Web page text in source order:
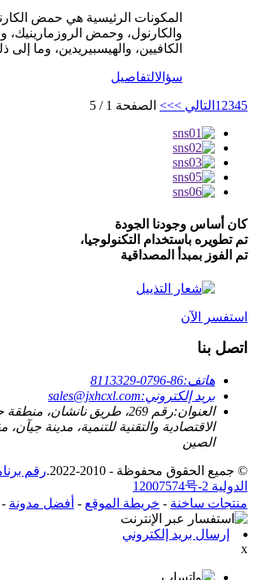
المكونات الرئيسية هي حمض
والكارنول، وحمض
الكافيين، والهيسبيريدين، وما إلى
سؤالالتفاصيل
1 2345 التالي >>> الصفحة 1 / 5
كان أساس وجودنا الجودة
تم تطويره باستخدام التكنولوجيا،
تم الفوز بمبدأ المصداقية
استفسر الآن
اتصل بنا
هاتف:86-0796-8113329
بريد إلكتروني:sales@jxhcxl.com
العنوان:
رقم 269، طريق نانشان،
الاقتصادية والتقنية للتنمية، مدينة
الصين
© جميع الحقوق محفوظة - 2010-2022.
رقم
الدولية 12007574号-2
منتجات ساخنة - خريطة الموقع - أفضل مدونة -
إرسال بريد إلكتروني
x